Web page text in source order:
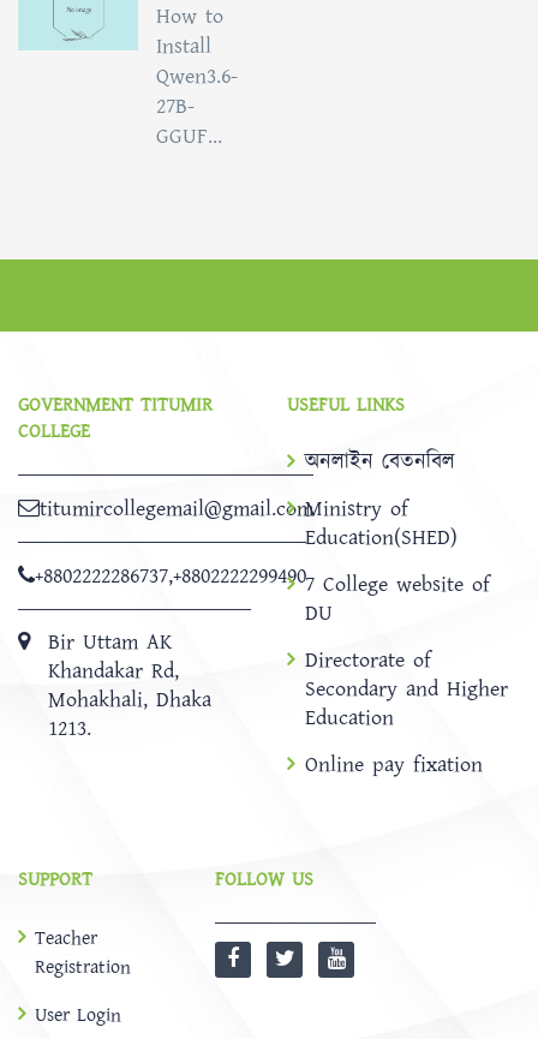
How to
Install
Qwen3.6-
27B-
GGUF...
GOVERNMENT TITUMIR
COLLEGE
titumircollegemail@gmail.com
+8802222286737,+8802222299490
Bir Uttam AK
Khandakar Rd,
Mohakhali, Dhaka
1213.
USEFUL LINKS
অনলাইন বেতনবিল
Ministry of
Education(SHED)
7 College website of
DU
Directorate of
Secondary and Higher
Education
Online pay fixation
SUPPORT
Teacher
Registration
User Login
FOLLOW US